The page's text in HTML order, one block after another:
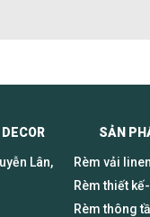
DECOR SẢN
Lân,
Rèm vải linen
Rèm thiết
Rèm thông